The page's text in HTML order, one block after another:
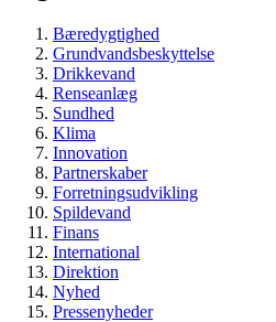
Bæredygtighed
Grundvandsbeskyttelse
Drikkevand
Renseanlæg
Sundhed
Klima
Innovation
Partnerskaber
Forretningsudvikling
Spildevand
Finans
International
Direktion
Nyhed
Pressenyheder